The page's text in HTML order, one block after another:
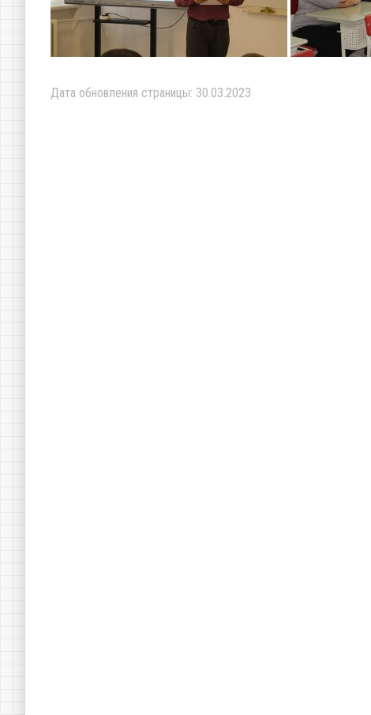
Дата обновления страницы: 30.03.2023